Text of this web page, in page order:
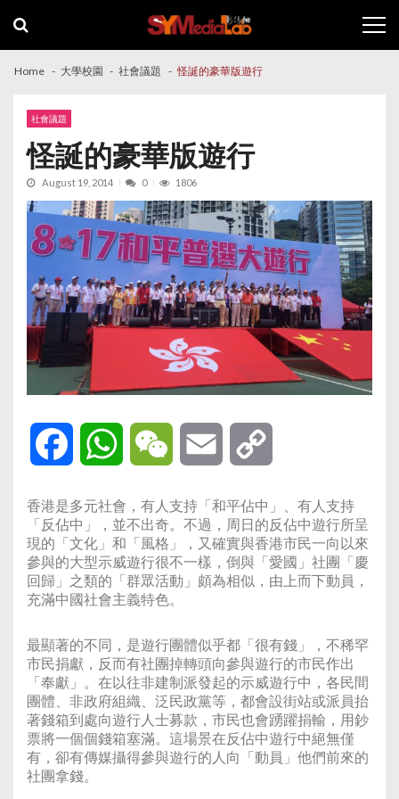
navigation
content
Home 大學校園 社會議題 怪誕的豪華版遊行
社會議題
怪誕的豪華版遊行
August 19, 2014 0 1806
Facebook WhatsAppWeChat Email
香港是多元社會，有人支持「和平佔中」、有人支持
「反佔中」，並不出奇。不過，周日的反佔中遊行所呈
現的「文化」和「風格」，又確實與香港市民一向以來
參與的大型示威遊行很不一樣，倒與「愛國」社團「慶
回歸」之類的「群眾活動」頗為相似，由上而下動員，
充滿中國社會主義特色。
最顯著的不同，是遊行團體似乎都「很有錢」，不稀罕
市民捐獻，反而有社團掉轉頭向參與遊行的市民作出
「奉獻」。在以往非建制派發起的示威遊行中，各民間
團體、非政府組織、泛民政黨等，都會設街站或派員抬
著錢箱到處向遊行人士募款，市民也會踴躍捐輸，用鈔
票將一個個錢箱塞滿。這場景在反佔中遊行中絕無僅
有，卻有傳媒攝得參與遊行的人向「動員」他們前來的
社團拿錢。